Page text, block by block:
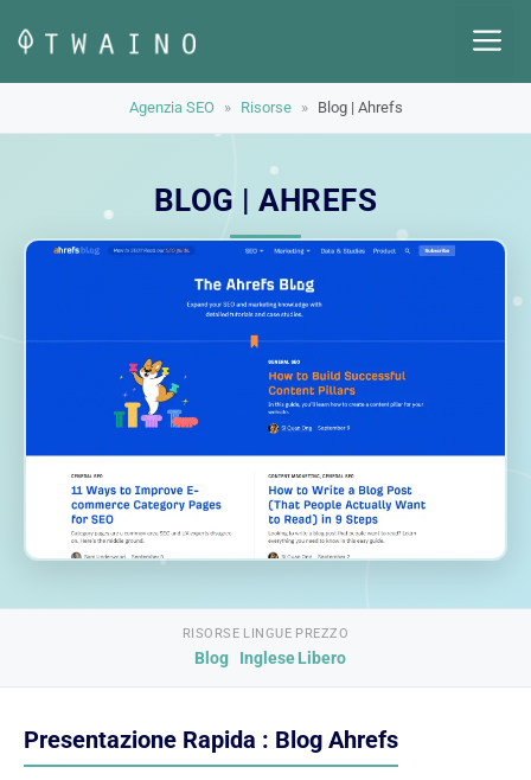
contenuto
Agenzia SEO » Risorse » Blog | Ahrefs
BLOG | AHREFS
RISORSE
Blog
LINGUE
Inglese
PREZZO
Libero
Presentazione Rapida : Blog Ahrefs